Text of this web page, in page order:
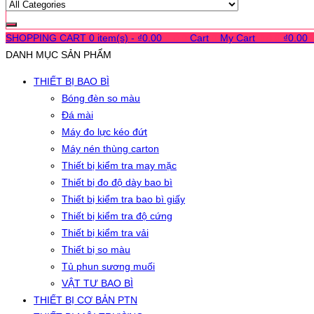
SHOPPING CART 0 item(s) - ₫0.00 Cart My Cart ₫0.00
DANH MỤC SẢN PHẨM
THIẾT BỊ BAO BÌ
Bóng đèn so màu
Đá mài
Máy đo lực kéo đứt
Máy nén thùng carton
Thiết bị kiểm tra may mặc
Thiết bị đo độ dày bao bì
Thiết bị kiểm tra bao bì giấy
Thiết bị kiểm tra độ cứng
Thiết bị kiểm tra vải
Thiết bị so màu
Tủ phun sương muối
VẬT TƯ BAO BÌ
THIẾT BỊ CƠ BẢN PTN